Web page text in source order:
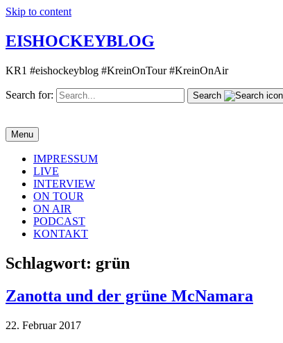
Skip to content
EISHOCKEYBLOG
KR1 #eishockeyblog #KreinOnTour #KreinOnAir
Search for: Search
Menu
IMPRESSUM
LIVE
INTERVIEW
ON TOUR
ON AIR
PODCAST
KONTAKT
Schlagwort: grün
Zanotta und der grüne McNamara
22. Februar 2017